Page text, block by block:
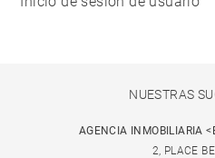
NUESTRAS
AGENCIA INMOBILIARIA
2, PLACE